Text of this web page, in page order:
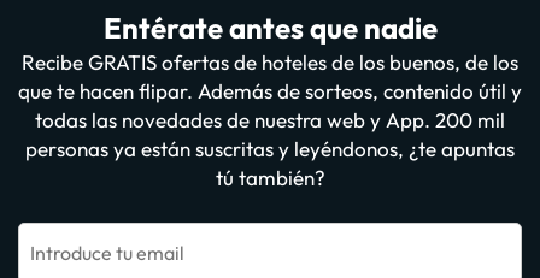
Entérate antes que nadie
Recibe GRATIS ofertas de hoteles de los buenos, de los
que te hacen flipar. Además de sorteos, contenido útil y
todas las novedades de nuestra web y App. 200 mil
personas ya están suscritas y leyéndonos, ¿te apuntas
tú también?
Introduce tu email